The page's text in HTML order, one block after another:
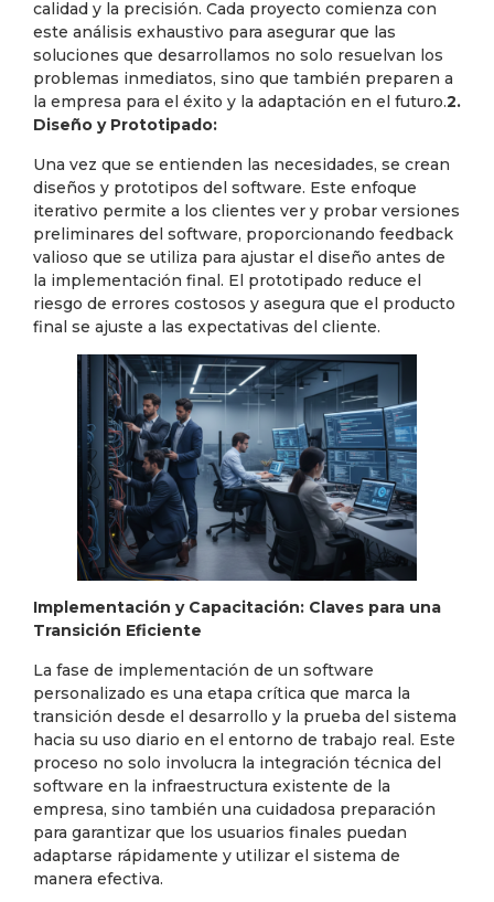
calidad y la precisión. Cada proyecto comienza con
este análisis exhaustivo para asegurar que las
soluciones que desarrollamos no solo resuelvan los
problemas inmediatos, sino que también preparen a
la empresa para el éxito y la adaptación en el futuro.2.
Diseño y Prototipado:
Una vez que se entienden las necesidades, se crean
diseños y prototipos del software. Este enfoque
iterativo permite a los clientes ver y probar versiones
preliminares del software, proporcionando feedback
valioso que se utiliza para ajustar el diseño antes de
la implementación final. El prototipado reduce el
riesgo de errores costosos y asegura que el producto
final se ajuste a las expectativas del cliente.
Implementación y Capacitación: Claves para una
Transición Eficiente
La fase de implementación de un software
personalizado es una etapa crítica que marca la
transición desde el desarrollo y la prueba del sistema
hacia su uso diario en el entorno de trabajo real. Este
proceso no solo involucra la integración técnica del
software en la infraestructura existente de la
empresa, sino también una cuidadosa preparación
para garantizar que los usuarios finales puedan
adaptarse rápidamente y utilizar el sistema de
manera efectiva.